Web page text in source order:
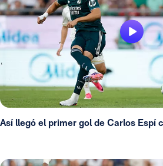
Así llegó el primer gol de Carlos Espí